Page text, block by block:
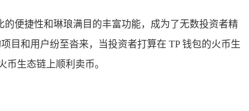
便捷性和琳琅满目的丰富功能，成为了无数投资者精
目和用户纷至沓来，当投资者打算在 TP 钱包的火币生
生态链上顺利卖币。